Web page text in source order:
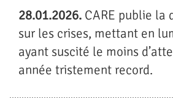
28.01.2026. CARE publie la
sur les crises, mettant en
ayant suscité le moins
année tristement record.